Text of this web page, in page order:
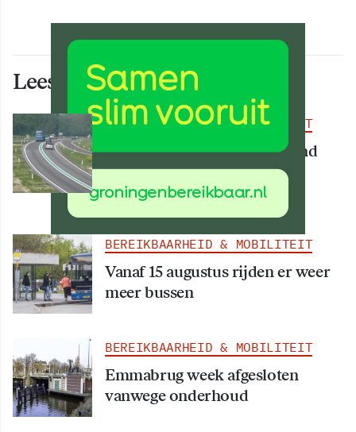
Lees ook deze artikelen
BEREIKBAARHEID & MOBILITEIT
Deel van N34 meer dan maand
afgesloten vanwege
werkzaamheden
BEREIKBAARHEID & MOBILITEIT
Vanaf 15 augustus rijden er weer
meer bussen
BEREIKBAARHEID & MOBILITEIT
Emmabrug week afgesloten
vanwege onderhoud